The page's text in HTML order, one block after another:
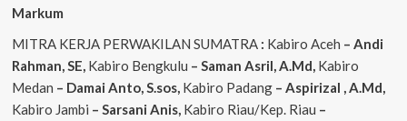
Markum
MITRA KERJA PERWAKILAN SUMATRA : Kabiro Aceh – Andi
Rahman, SE, Kabiro Bengkulu – Saman Asril, A.Md, Kabiro
Medan – Damai Anto, S.sos, Kabiro Padang– Aspirizal , A.Md,
Kabiro Jambi – Sarsani Anis, Kabiro Riau/Kep. Riau –